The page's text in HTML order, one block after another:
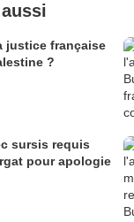
justice française
?
sursis requis
pour apologie